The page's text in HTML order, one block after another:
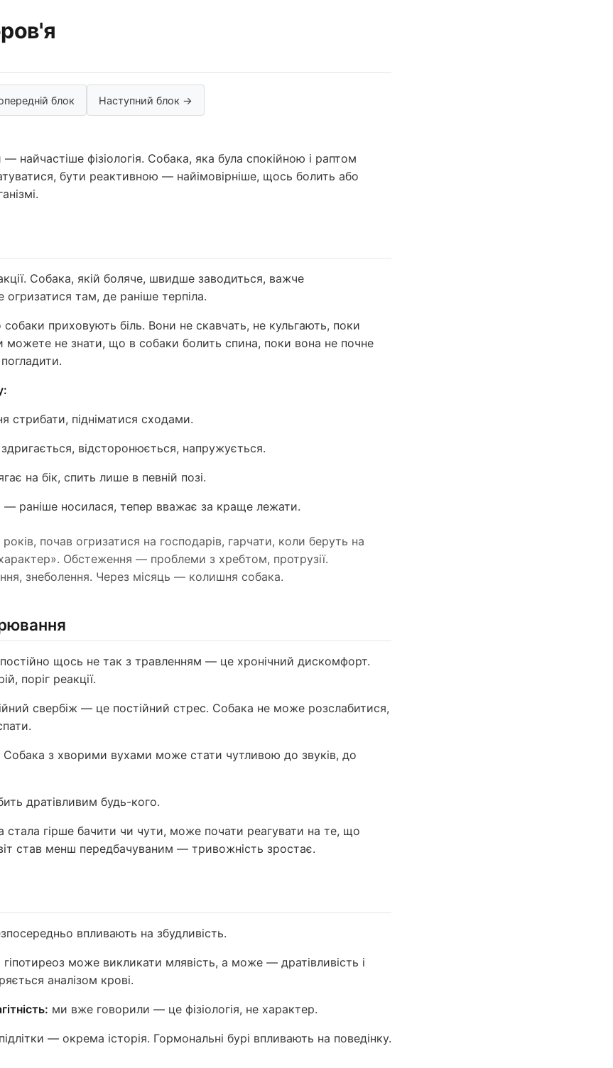
блок Наступний блок →
— найчастіше фізіологія. Собака, яка була спокійною і раптом
бути реактивною — найімовірніше, щось болить або
Собака, якій боляче, швидше заводиться, важче
там, де раніше терпіла.
приховують біль. Вони не скавчать, не кульгають, поки
можете не знати, що в собаки болить спина, поки вона не почне
стрибати, підніматися сходами.
відсторонюється, напружується.
на бік, спить лише в певній позі.
— раніше носилася, тепер вважає за краще лежати.
почав огризатися на господарів, гарчати, коли беруть на
Обстеження — проблеми з хребтом, протрузії.
знеболення. Через місяць — колишня собака.
щось не так з травленням — це хронічний дискомфорт.
поріг реакції.
свербіж — це постійний стрес. Собака не може розслабитися,
Собака з хворими вухами може стати чутливою до звуків, до
дратівливим будь-кого.
стала гірше бачити чи чути, може почати реагувати на те, що
став менш передбачуваним — тривожність зростає.
впливають на збудливість.
гіпотиреоз може викликати млявість, а може — дратівливість і
аналізом крові.
ми вже говорили — це фізіологія, не характер.
підлітки — окрема історія. Гормональні бурі впливають на поведінку.